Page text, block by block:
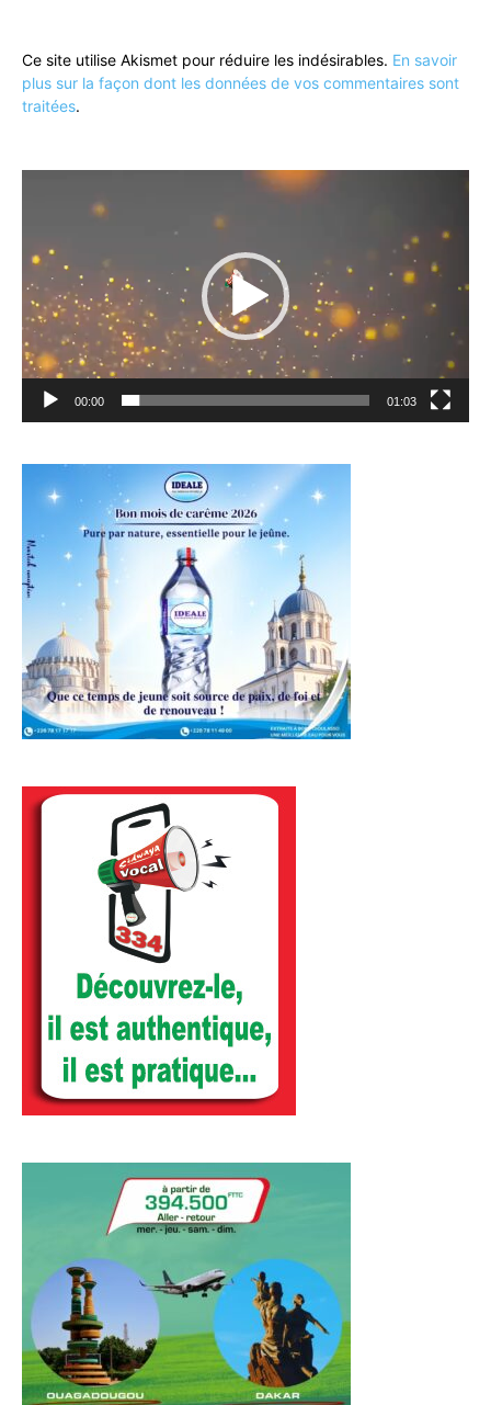
Ce site utilise Akismet pour réduire les indésirables. En savoir
plus sur la façon dont les données de vos commentaires sont
traitées.
00:00 01:03